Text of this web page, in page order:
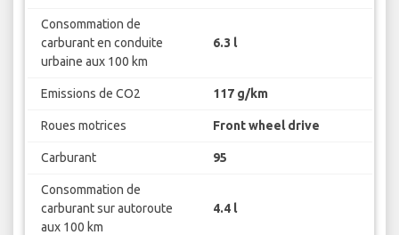
Consommation de
carburant en conduite
urbaine aux 100 km
6.3 l
Emissions de CO2 117 g/km
Roues motrices Front wheel drive
Carburant 95
Consommation de
carburant sur autoroute
aux 100 km
4.4 l